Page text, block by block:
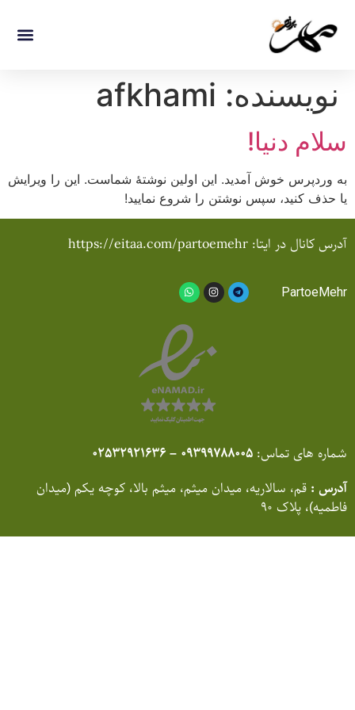
نویسنده: afkhami
سلام دنیا!
به وردپرس خوش آمدید. این اولین نوشتهٔ شماست. این را ویرایش
یا حذف کنید، سپس نوشتن را شروع نمایید!
آدرس کانال در ایتا: https://eitaa.com/partoemehr
PartoeMehr
شماره های تماس: 09399788005 –
02532921636
آدرس : قم، سالاریه، میدان میثم، میثم بالا، کوچه یکم (میدان
فاطمیه)، پلاک 90